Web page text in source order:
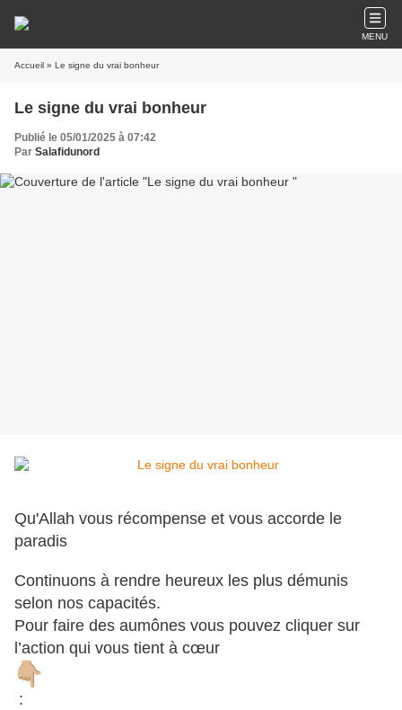
MENU
Accueil » Le signe du vrai bonheur
Le signe du vrai bonheur
Publié le 05/01/2025 à 07:42
Par Salafidunord
Qu'Allah vous récompense et vous accorde le
paradis
Continuons à rendre heureux les plus démunis
selon nos capacités.
Pour faire des aumônes vous pouvez cliquer sur
l’action qui vous tient à cœur
: